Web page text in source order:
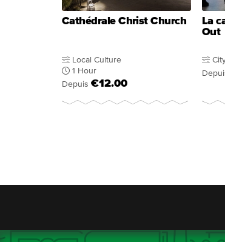
Cathédrale Christ Church
Local Culture
1 Hour
Depuis €12.00
La
Out